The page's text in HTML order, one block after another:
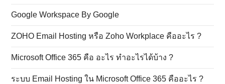
Google Workspace By Google
ZOHO Email Hosting หรือ Zoho Workplace คืออะไร ?
Microsoft Office 365 คือ อะไร ทำอะไรได้บ้าง ?
ระบบ Email Hosting ใน Microsoft Office 365 คืออะไร ?